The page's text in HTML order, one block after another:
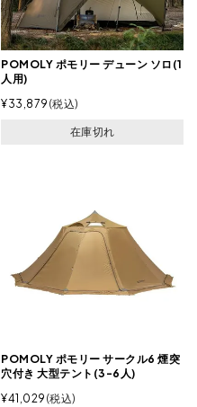
POMOLY ポモリー デューン ソロ(1
人用)
¥33,879 税込
在庫切れ
POMOLY ポモリー サークル6 煙突
穴付き 大型テント(3-6人)
¥41,029 税込